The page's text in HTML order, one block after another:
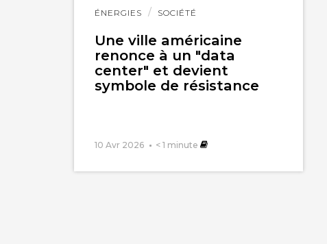
ÉNERGIES SOCIÉTÉ
Une ville américaine
renonce à un "data
center" et devient
symbole de résistance
10 Avr 2026 < 1 minute
Lire